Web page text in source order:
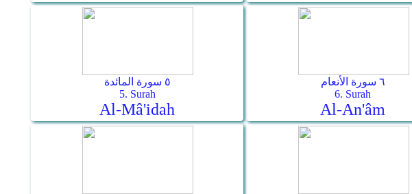
٥ سورة المائدة
5. Surah
Al-Mâ'idah
٦ سورة الأنعام
6. Surah
Al-An'âm